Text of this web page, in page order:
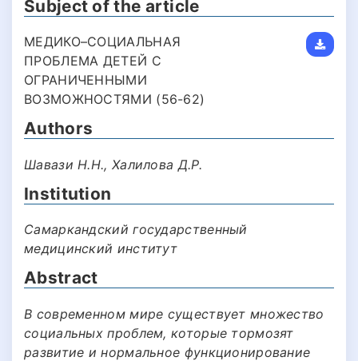
Subject of the article
МЕДИКО–СОЦИАЛЬНАЯ
ПРОБЛЕМА ДЕТЕЙ С
ОГРАНИЧЕННЫМИ
ВОЗМОЖНОСТЯМИ (56-62)
Authors
Шавази Н.Н., Халилова Д.Р.
Institution
Самаркандский государственный
медицинский институт
Abstract
В современном мире существует множество
социальных проблем, которые тормозят
развитие и нормальное функционирование